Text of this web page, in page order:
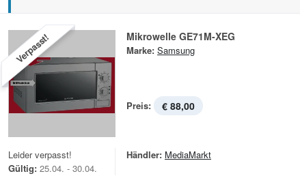
Verpasst! Mikrowelle GE71M-XEG
Marke: Samsung
Preis: € 88,00
Leider verpasst!
Gültig: 25.04. - 30.04.
Händler: MediaMarkt